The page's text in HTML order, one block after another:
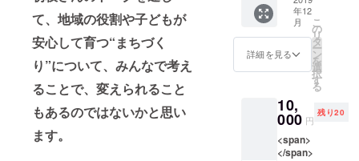
て、地域の役割や子どもが
安心して育つ“まちづく
り”について、みんなで考え
ることで、変えられること
もあるのではないかと思い
ます。
年12
月
詳細を見る
こ
の
リ
タ
ー
ン
を
選
択
す
る
10,
000 円
残り20
<span>
</span>